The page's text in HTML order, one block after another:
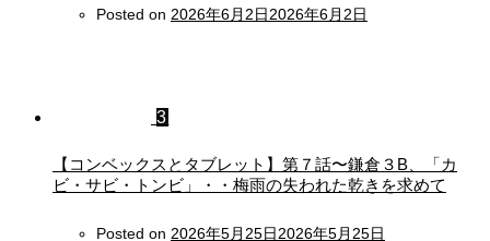
Posted on 2026年6月2日2026年6月2日
3
【コンベックスとタブレット】第７話〜鎌倉３B、「カ
ビ・サビ・トンビ」・・梅雨の失われた乾きを求めて
Posted on 2026年5月25日2026年5月25日